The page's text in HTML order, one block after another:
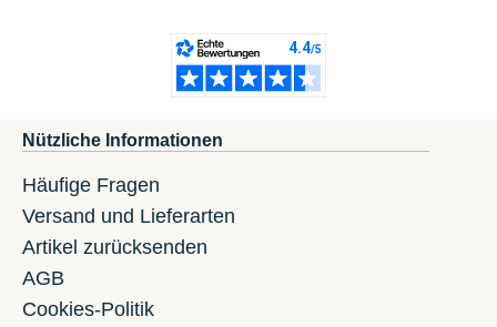
Nützliche Informationen
Häufige Fragen
Versand und Lieferarten
Artikel zurücksenden
AGB
Cookies-Politik